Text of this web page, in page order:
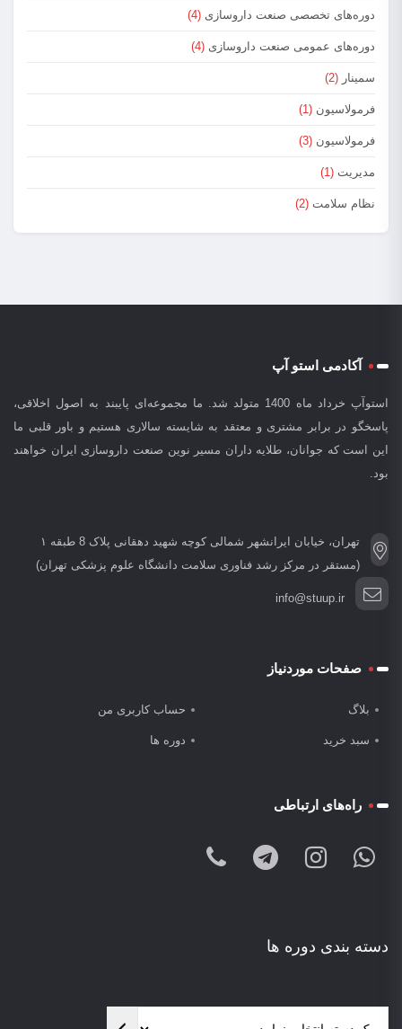
دوره‌های تخصصی صنعت داروسازی (4)
دوره‌های عمومی صنعت داروسازی (4)
سمینار (2)
فرمولاسیون (1)
فرمولاسیون (3)
مدیریت (1)
نظام سلامت (2)
آکادمی استو آپ
استوآپ خرداد ماه 1400 متولد شد. ما مجموعه‌ای پایبند به اصول اخلاقی،
پاسخگو در برابر مشتری و معتقد به شایسته سالاری هستیم و باور قلبی ما
این است که جوانان، طلایه داران مسیر نوین صنعت داروسازی ایران خواهند
بود.
تهران، خیابان ایرانشهر شمالی کوچه شهید دهقانی پلاک 8 طبقه ۱
(مستقر در مرکز رشد فناوری سلامت دانشگاه علوم پزشکی تهران)
info@stuup.ir
صفحات موردنیاز
بلاگ حساب کاربری من
سبد خرید دوره ها
راه‌های ارتباطی
دسته بندی دوره ها